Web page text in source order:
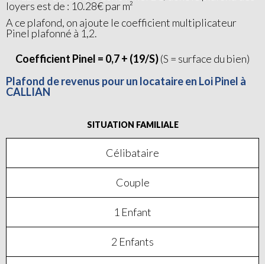
loyers est de : 10.28€ par m²
A ce plafond, on ajoute le coefficient multiplicateur
Pinel plafonné à 1,2.
Coefficient Pinel = 0,7 + (19/S)(S = surface du bien)
Plafond de revenus pour un locataire en Loi Pinel à
CALLIAN
SITUATION FAMILIALE
Célibataire
Couple
1 Enfant
2 Enfants